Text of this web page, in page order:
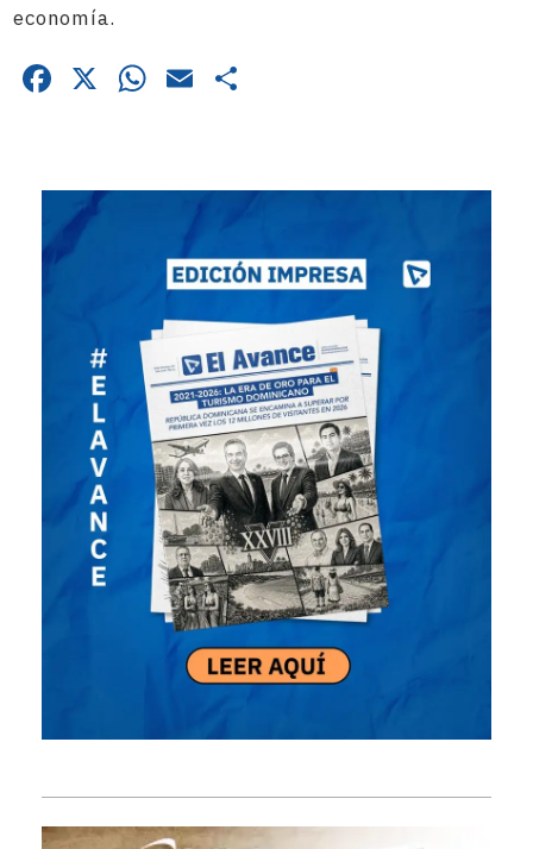
economía.
Facebook
X WhatsApp
Email